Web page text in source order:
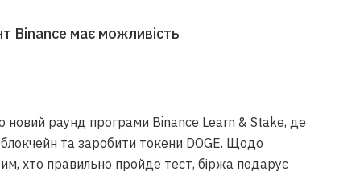
Binance має можливість
новий раунд програми Binance Learn & Stake, де
та заробити токени DOGE. Щодо
хто правильно пройде тест, біржа подарує